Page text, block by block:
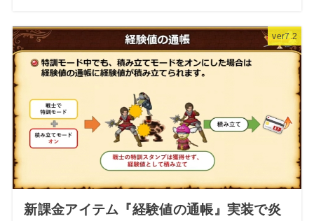
ver7.2
新課金アイテム『経験値の通帳』実装で炎